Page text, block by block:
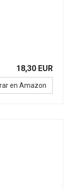
18,30 EUR
en Amazon